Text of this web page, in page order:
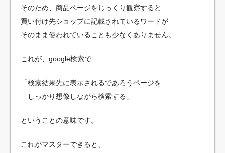
そのため、商品ページをじっくり観察すると
買い付け先ショップに記載されているワードが
そのまま使われていることも少なくありません。
これが、google検索で
「検索結果先に表示されるであろうページを
しっかり想像しながら検索する」
ということの意味です。
これがマスターできると、